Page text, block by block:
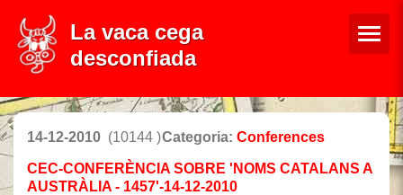
La vaca cega
desconfiada
14-12-2010 (10144 )Categoria: Conferences
CEC-CONFERÈNCIA SOBRE 'NOMS CATALANS A
AUSTRÀLIA - 1457'-14-12-2010